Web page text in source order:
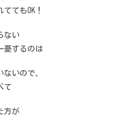
てもOK！
ない
憂するのは
いので、
て
方が